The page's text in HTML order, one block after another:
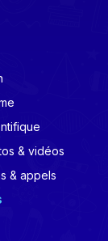
& vidéos
& appels